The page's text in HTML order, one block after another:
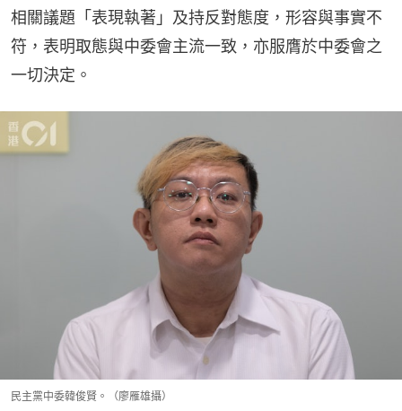
相關議題「表現執著」及持反對態度，形容與事實不
符，表明取態與中委會主流一致，亦服膺於中委會之
一切決定。
民主黨中委韓俊賢。（廖雁雄攝）